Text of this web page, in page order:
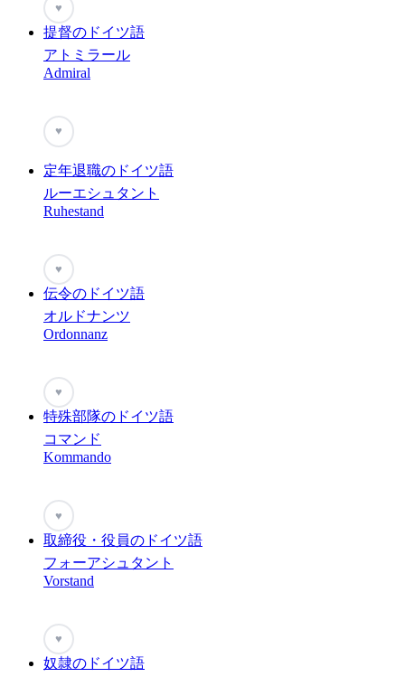
♥
提督のドイツ語
アトミラール
Admiral
♥
定年退職のドイツ語
ルーエシュタント
Ruhestand
♥
伝令のドイツ語
オルドナンツ
Ordonnanz
♥
特殊部隊のドイツ語
コマンド
Kommando
♥
取締役・役員のドイツ語
フォーアシュタント
Vorstand
♥
奴隷のドイツ語